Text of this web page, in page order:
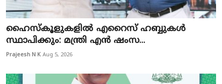
ഹൈസ്‌കൂളുകളിൽ എറൈസ് ഹബ്ബുകൾ
സ്ഥാപിക്കും: മന്ത്രി എൻ ഷംസ...
Prajeesh N K Aug 5, 2026